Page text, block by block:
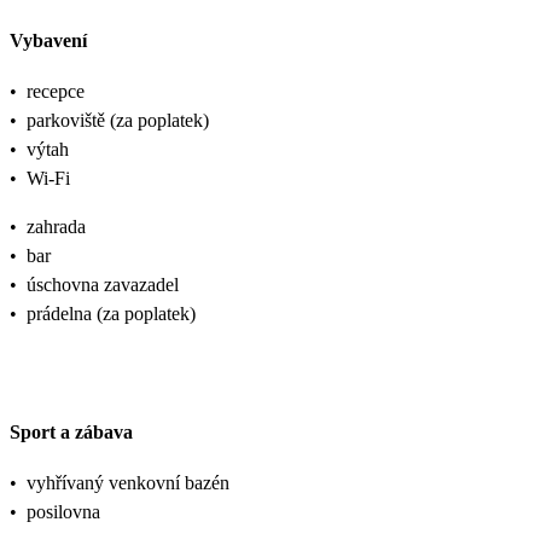
Vybavení
• recepce
• parkoviště (za poplatek)
• výtah
• Wi-Fi
• zahrada
• bar
• úschovna zavazadel
• prádelna (za poplatek)
Sport a zábava
• vyhřívaný venkovní bazén
• posilovna